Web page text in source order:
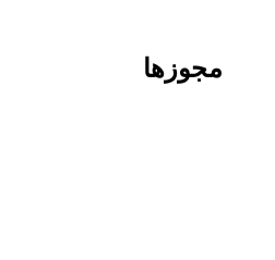
مجوزها